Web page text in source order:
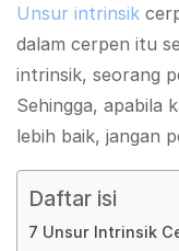
Unsur intrinsik
dalam cerpen itu
intrinsik, seorang
Sehingga, apabila
lebih baik, jangan
Daftar isi
7 Unsur Intrinsik